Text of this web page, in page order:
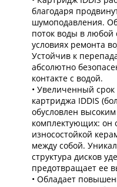
благодаря
шумоподавления.
поток воды в любой
условиях ремонта
Устойчив к
абсолютно
контакте с водой.
• Увеличенный
картриджа IDDIS
обусловлен
комплектующих: он
износостойкой
между собой.
структура дисков
предотвращает ее
• Обладает